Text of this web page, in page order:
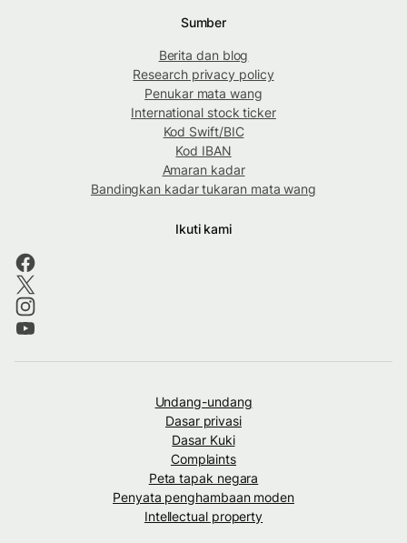
Sumber
Berita dan blog
Research privacy policy
Penukar mata wang
International stock ticker
Kod Swift/BIC
Kod IBAN
Amaran kadar
Bandingkan kadar tukaran mata wang
Ikuti kami
Undang-undang
Dasar privasi
Dasar Kuki
Complaints
Peta tapak negara
Penyata penghambaan moden
Intellectual property